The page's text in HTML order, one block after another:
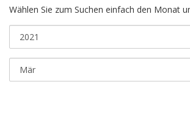
Wählen Sie zum Suchen einfach den Monat